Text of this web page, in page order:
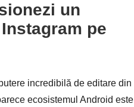
un
pe
incredibilă de editare din
ecosistemul Android este